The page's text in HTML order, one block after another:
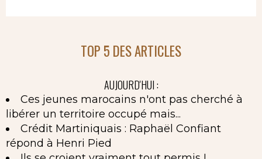
TOP 5 DES ARTICLES
AUJOURD'HUI :
Ces jeunes marocains n'ont pas cherché à
libérer un territoire occupé mais...
Crédit Martiniquais : Raphaël Confiant
répond à Henri Pied